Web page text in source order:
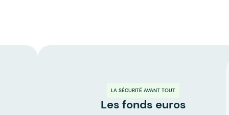
LA SÉCURITÉ AVANT TOUT
Les fonds euros